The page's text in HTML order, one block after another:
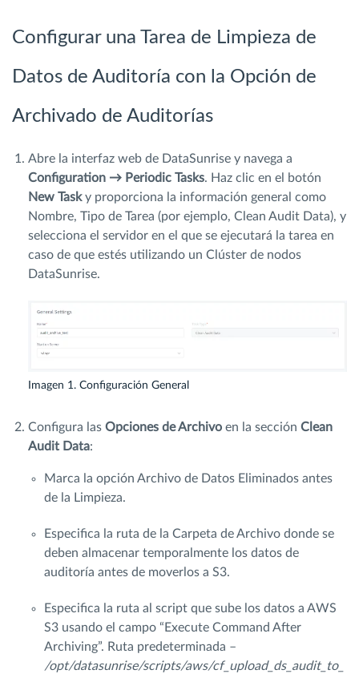
Configurar una Tarea de Limpieza de
Datos de Auditoría con la Opción de
Archivado de Auditorías
Abre la interfaz web de DataSunrise y navega a
Configuration → Periodic Tasks. Haz clic en el botón
New Tasky proporciona la información general como
Nombre, Tipo de Tarea (por ejemplo, Clean Audit Data), y
selecciona el servidor en el que se ejecutará la tarea en
caso de que estés utilizando un Clúster de nodos
DataSunrise.
Imagen 1. Configuración General
Configura las Opciones de Archivo en la sección Clean
Audit Data:
Marca la opción Archivo de Datos Eliminados antes
de la Limpieza.
Especifica la ruta de la Carpeta de Archivo donde se
deben almacenar temporalmente los datos de
auditoría antes de moverlos a S3.
Especifica la ruta al script que sube los datos a AWS
S3 usando el campo “Execute Command After
Archiving”. Ruta predeterminada –
/opt/datasunrise/scripts/aws/cf_upload_ds_audit_to_